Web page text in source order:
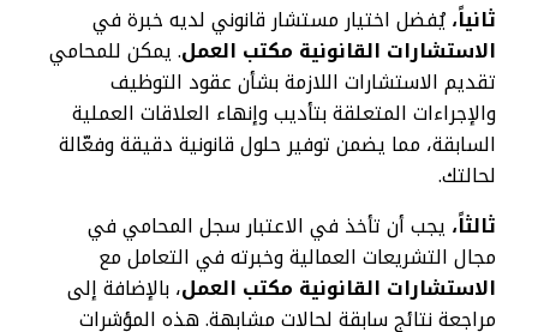
ثانياً،يُفضل اختيار مستشار قانوني لديه خبرة في
الاستشارات القانونية مكتب العمل. يمكن للمحامي
تقديم الاستشارات اللازمة بشأن عقود التوظيف
والإجراءات المتعلقة بتأديب وإنهاء العلاقات العملية
السابقة، مما يضمن توفير حلول قانونية دقيقة وفعّالة
لحالتك.
ثالثاً، يجب أن تأخذ في الاعتبار سجل المحامي في
مجال التشريعات العمالية وخبرته في التعامل مع
الاستشارات القانونية مكتب العمل، بالإضافة إلى
مراجعة نتائج سابقة لحالات مشابهة. هذه المؤشرات